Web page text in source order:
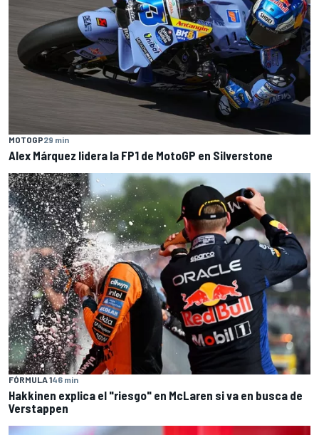
MOTOGP29 min
Alex Márquez lidera la FP1 de MotoGP en Silverstone
FÓRMULA 146 min
Hakkinen explica el "riesgo" en McLaren si va en busca de
Verstappen